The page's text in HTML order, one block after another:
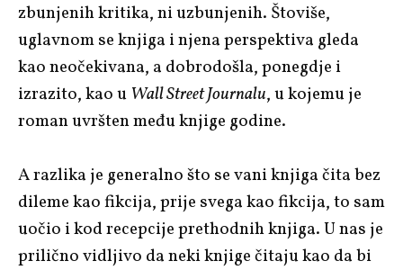
zbunjenih kritika, ni uzbunjenih. Štoviše,
uglavnom se knjiga i njena perspektiva gleda
kao neočekivana, a dobrodošla, ponegdje i
izrazito, kao u Wall Street Journalu, u kojemu je
roman uvršten među knjige godine.
A razlika je generalno što se vani knjiga čita bez
dileme kao fikcija, prije svega kao fikcija, to sam
uočio i kod recepcije prethodnih knjiga. U nas je
prilično vidljivo da neki knjige čitaju kao da bi